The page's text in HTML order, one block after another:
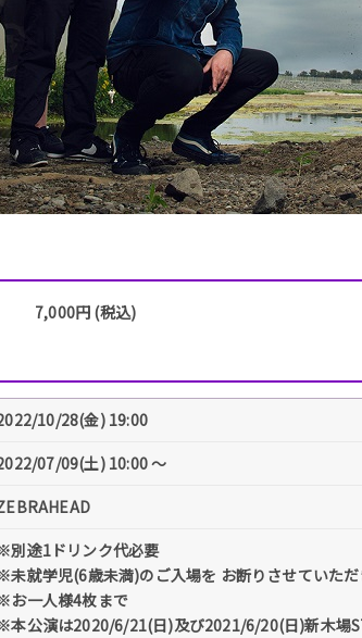
7,000円 (税込)
10/28(金) 19:00
07/09(土) 10:00 〜
別途1ドリンク代必要
未就学児(6歳未満)のご入場を お断りさせていただ
お一人様4枚まで
本公演は2020/6/21(日)及び2021/6/20(日)新木場